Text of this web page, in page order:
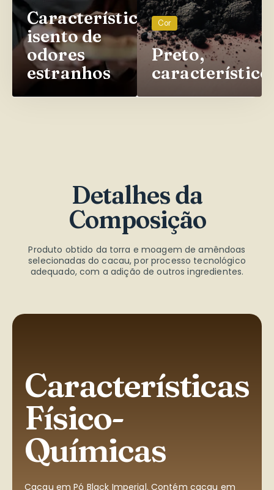
Característico,
isento de
odores
estranhos
Cor
Preto,
característico
Detalhes da
Composição
Produto obtido da torra e moagem de amêndoas
selecionadas do cacau, por processo tecnológico
adequado, com a adição de outros ingredientes.
Características
Físico-
Químicas
Cacau em Pó Black Imperial. Contém cacau em